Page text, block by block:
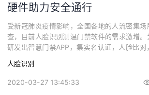
硬件助力安全通行
受新冠肺炎疫情影响，全国各地的人流密集
查，目前人脸识别测温门禁软件的需求激增
研发出智慧门禁APP，集实名认证，人脸比
群密集且有门禁管控需求的场所中快速集成部
即将迎来复学大潮，大量学生进入校区都要经
人脸识别
2020-03-27 13:45:33